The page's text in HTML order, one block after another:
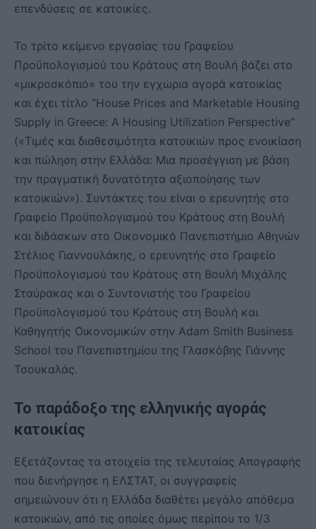
επενδύσεις σε κατοικίες.
Το τρίτο κείμενο εργασίας του Γραφείου
Προϋπολογισμού του Κράτους στη Βουλή βάζει στο
«μικροσκόπιό» του την εγχώρια αγορά κατοικίας
και έχει τίτλο “House Prices and Marketable Housing
Supply in Greece: A Housing Utilization Perspective”
(«Τιμές και διαθεσιμότητα κατοικιών προς ενοικίαση
και πώληση στην Ελλάδα: Μια προσέγγιση με βάση
την πραγματική δυνατότητα αξιοποίησης των
κατοικιών»). Συντάκτες του είναι ο ερευνητής στο
Γραφείο Προϋπολογισμού του Κράτους στη Βουλή
και διδάσκων στο Οικονομικό Πανεπιστήμιο Αθηνών
Στέλιος Γιαννουλάκης, ο ερευνητής στο Γραφείο
Προϋπολογισμού του Κράτους στη Βουλή Μιχάλης
Σταύρακας και ο Συντονιστής του Γραφείου
Προϋπολογισμού του Κράτους στη Βουλή και
Καθηγητής Οικονομικών στην Adam Smith Business
School του Πανεπιστημίου της Γλασκόβης Γιάννης
Τσουκαλάς.
Το παράδοξο της ελληνικής αγοράς
κατοικίας
Εξετάζοντας τα στοιχεία της τελευταίας Απογραφής
που διενήργησε η ΕΛΣΤΑΤ, οι συγγραφείς
σημειώνουν ότι η Ελλάδα διαθέτει μεγάλο απόθεμα
κατοικιών, από τις οποίες όμως περίπου το 1/3